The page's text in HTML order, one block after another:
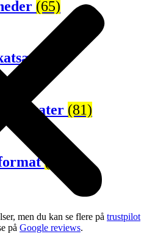
(65)
plakater (81)
(67)
men du kan se flere på trustpilot
på Google reviews.